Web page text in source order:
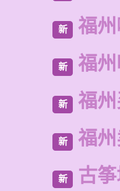
新 福
新 福
新 福
新 福
新 古